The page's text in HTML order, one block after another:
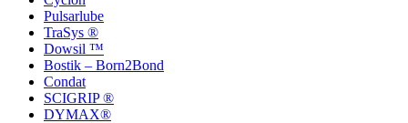
Pulsarlube
TraSys ®
Dowsil ™
Bostik – Born2Bond
Condat
SCIGRIP ®
DYMAX®